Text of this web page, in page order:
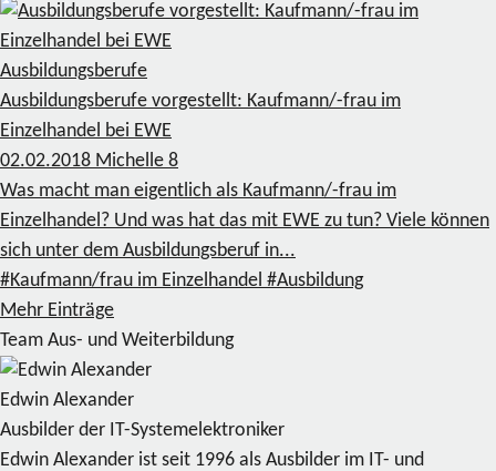
Ausbildungsberufe
Ausbildungsberufe vorgestellt: Kaufmann/-frau im
Einzelhandel bei EWE
02.02.2018 Michelle 8
Was macht man eigentlich als Kaufmann/-frau im
Einzelhandel? Und was hat das mit EWE zu tun? Viele können
sich unter dem Ausbildungsberuf in...
#Kaufmann/frau im Einzelhandel #Ausbildung
Mehr Einträge
Team Aus- und Weiterbildung
Edwin Alexander
Ausbilder der IT-Systemelektroniker
Edwin Alexander ist seit 1996 als Ausbilder im IT- und